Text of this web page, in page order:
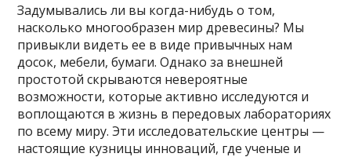
Задумывались ли вы когда-нибудь о том,
насколько многообразен мир древесины? Мы
привыкли видеть ее в виде привычных нам
досок, мебели, бумаги. Однако за внешней
простотой скрываются невероятные
возможности, которые активно исследуются и
воплощаются в жизнь в передовых лабораториях
по всему миру. Эти исследовательские центры —
настоящие кузницы инноваций, где ученые и